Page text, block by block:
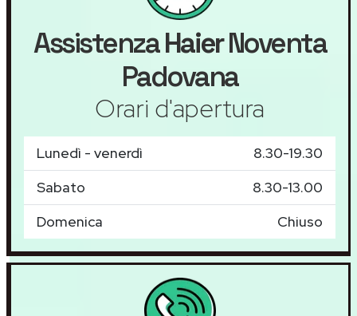
AssistenzaHaierNoventa
Padovana
Orari d'apertura
Lunedì - venerdì
8.30-19.30
Sabato
8.30-13.00
Domenica
Chiuso